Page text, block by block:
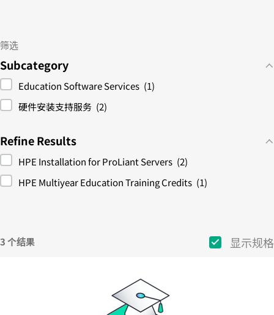
筛选
Subcategory
Education Software Services (1)
硬件安装支持服务 (2)
Refine Results
HPE Installation for ProLiant Servers (2)
HPE Multiyear Education Training Credits (1)
3 个结果 显示规格